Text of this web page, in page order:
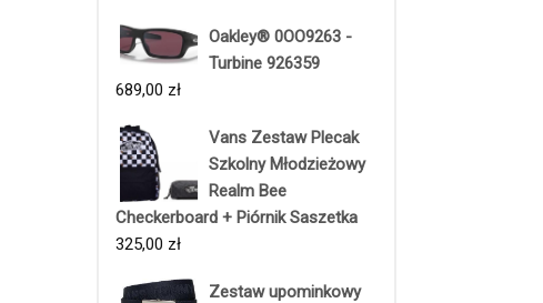
Oakley® 0OO9263 -
Turbine 926359
689,00 zł
Vans Zestaw Plecak
Szkolny Młodzieżowy
Realm Bee
Checkerboard + Piórnik Saszetka
325,00 zł
Zestaw upominkowy